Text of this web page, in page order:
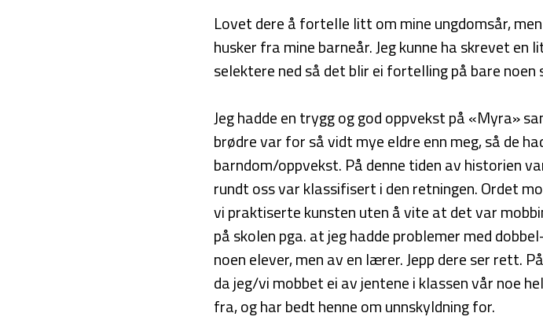
Lovet dere å fortelle litt om mine ungdomsår,
husker fra mine barneår. Jeg kunne ha skrevet en
selektere ned så det blir ei fortelling på bare noen
Jeg hadde en trygg og god oppvekst på «Myra»
brødre var for så vidt mye eldre enn meg, så de
barndom/oppvekst. På denne tiden av historien
rundt oss var klassifisert i den retningen. Ordet
vi praktiserte kunsten uten å vite at det var
på skolen pga. at jeg hadde problemer med
noen elever, men av en lærer. Jepp dere ser rett.
da jeg/vi mobbet ei av jentene i klassen vår noe
fra, og har bedt henne om unnskyldning for.